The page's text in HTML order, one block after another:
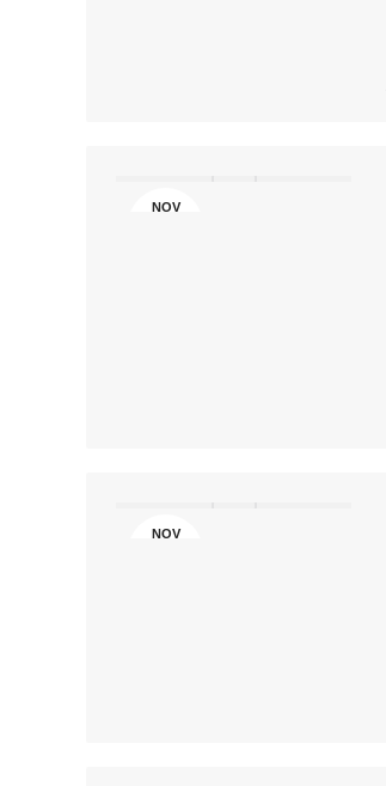
NOV
NOV